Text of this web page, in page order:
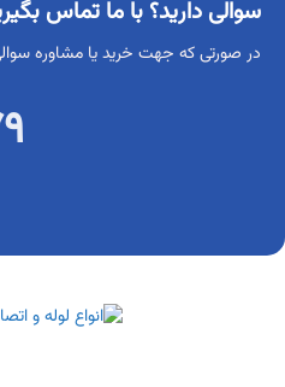
سوالی دارید؟ با ما تماس
در صورتی که جهت خرید یا مشاوره